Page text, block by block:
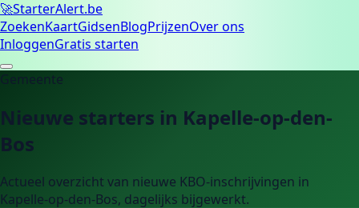
🚀StarterAlert.be
ZoekenKaartGidsenBlogPrijzenOver ons
InloggenGratis starten
Gemeente
Nieuwe starters in Kapelle-op-den-
Bos
Actueel overzicht van nieuwe KBO-inschrijvingen in
Kapelle-op-den-Bos, dagelijks bijgewerkt.